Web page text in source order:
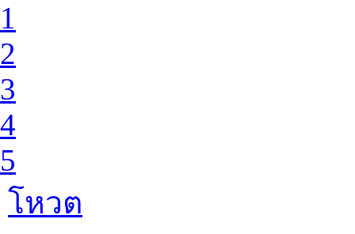
1
2
3
4
5
โหวต